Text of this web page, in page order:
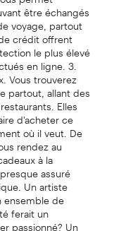
être échangés
voyage, partout
crédit offrent
le plus élevé
en ligne. 3.
Vous trouverez
partout, allant des
Elles
d'acheter ce
où il veut. De
rendez au
à la
assuré
Un artiste
de
ferait un
passionné? Un